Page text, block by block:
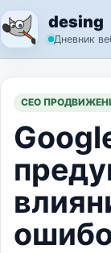
Перейти к
desing
Дневник
СЕО